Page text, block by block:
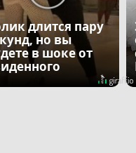
длится пару
но вы
в шоке от